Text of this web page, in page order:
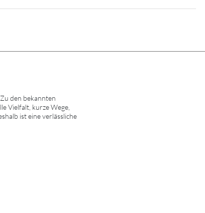
den bekannten
Vielfalt, kurze Wege,
ist eine verlässliche